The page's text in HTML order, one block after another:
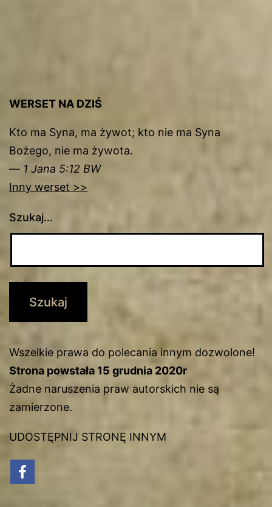
WERSET NA DZIŚ
Kto ma Syna, ma żywot; kto nie ma Syna
Bożego, nie ma żywota.
— 1 Jana 5:12 BW
Inny werset >>
Szukaj…
Wszelkie prawa do polecania innym dozwolone!
Strona powstała 15 grudnia 2020r
Żadne naruszenia praw autorskich nie są
zamierzone.
UDOSTĘPNIJ STRONĘ INNYM